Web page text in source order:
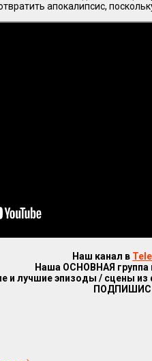
апокалипсис,
Наш канал в
Наша ОСНОВНАЯ группа
и лучшие эпизоды / сцены